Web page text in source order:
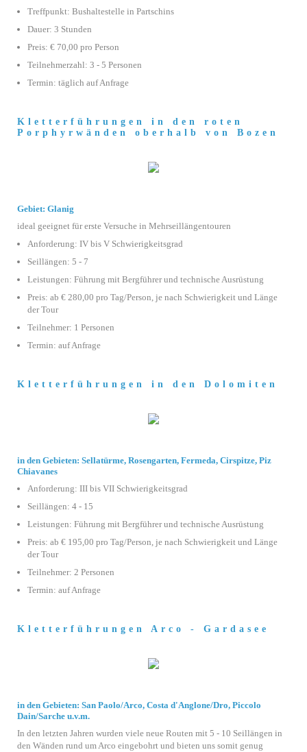
Treffpunkt: Bushaltestelle in Partschins
Dauer: 3 Stunden
Preis: € 70,00 pro Person
Teilnehmerzahl: 3 - 5 Personen
Termin: täglich auf Anfrage
Kletterführungen in den roten
Porphyrwänden oberhalb von Bozen
Gebiet: Glanig
ideal geeignet für erste Versuche in Mehrseillängentouren
Anforderung: IV bis V Schwierigkeitsgrad
Seillängen: 5 - 7
Leistungen: Führung mit Bergführer und technische Ausrüstung
Preis: ab € 280,00 pro Tag/Person, je nach Schwierigkeit und Länge
der Tour
Teilnehmer: 1 Personen
Termin: auf Anfrage
Kletterführungen in den Dolomiten
in den Gebieten: Sellatürme, Rosengarten, Fermeda, Cirspitze, Piz
Chiavanes
Anforderung: III bis VII Schwierigkeitsgrad
Seillängen: 4 - 15
Leistungen: Führung mit Bergführer und technische Ausrüstung
Preis: ab € 195,00 pro Tag/Person, je nach Schwierigkeit und Länge
der Tour
Teilnehmer: 2 Personen
Termin: auf Anfrage
Kletterführungen Arco - Gardasee
in den Gebieten: San Paolo/Arco, Costa d'Anglone/Dro, Piccolo
Dain/Sarche u.v.m.
In den letzten Jahren wurden viele neue Routen mit 5 - 10 Seillängen in
den Wänden rund um Arco eingebohrt und bieten uns somit genug